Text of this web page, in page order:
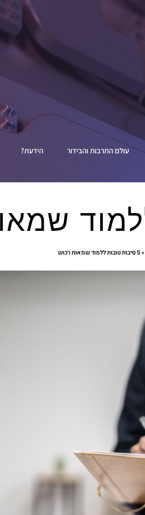
עולם התרבות והבידור הידעת?
»5 סיבות טובות ללמוד שמאות רכוש